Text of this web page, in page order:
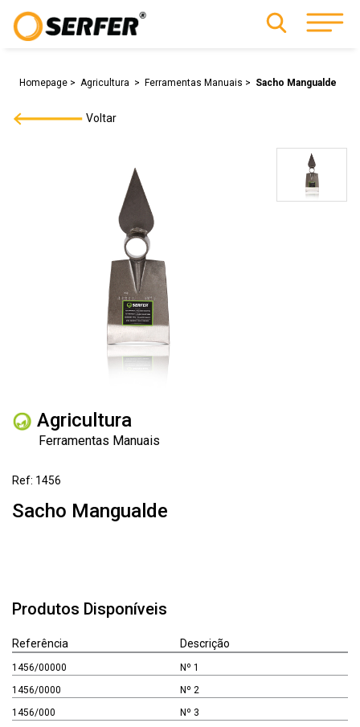
Homepage Agricultura Ferramentas Manuais Sacho Mangualde
Voltar
Agricultura
Ferramentas Manuais
Ref: 1456
Sacho Mangualde
Produtos Disponíveis
Referência
1456/00000
1456/0000
1456/000
Descrição
Nº 1
Nº 2
Nº 3